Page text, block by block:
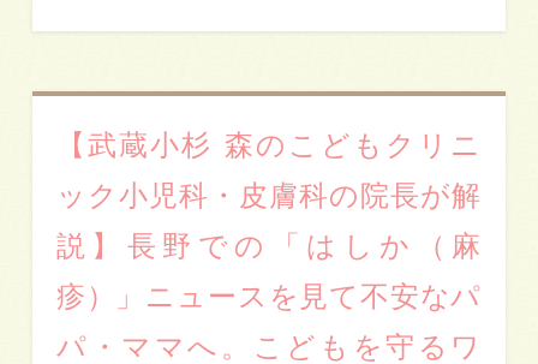
【武蔵小杉 森のこどもクリニ
ック小児科・皮膚科の院長が解
説】長野での「はしか（麻
疹）」ニュースを見て不安なパ
パ・ママへ。こどもを守るワ